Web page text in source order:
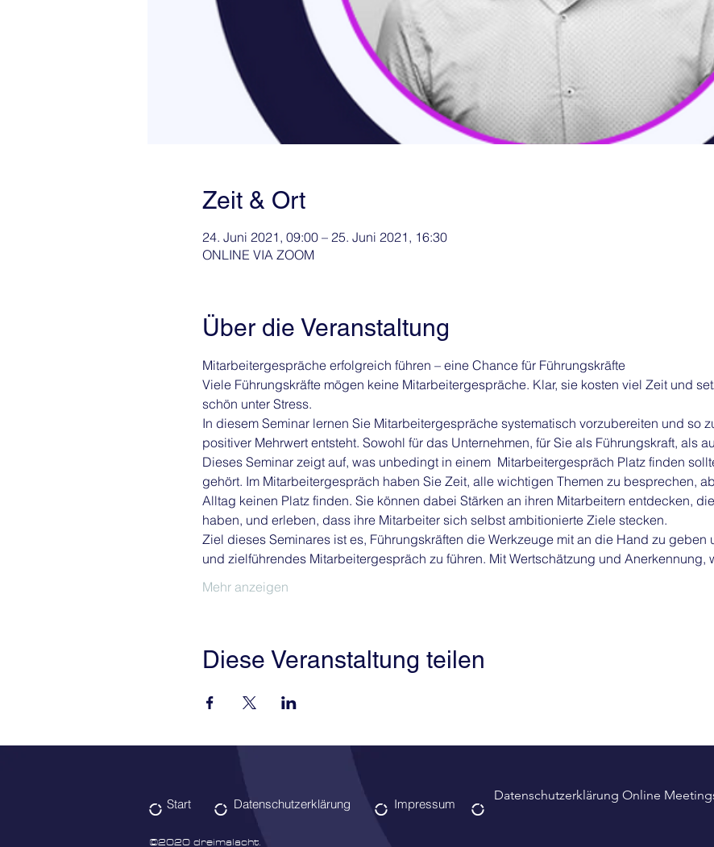
Zeit & Ort
24. Juni 2021, 09:00 – 25. Juni 2021, 16:30
ONLINE VIA ZOOM
Über die Veranstaltung
Mitarbeitergespräche erfolgreich führen – eine Chance für Führungskräfte
Viele Führungskräfte mögen keine Mitarbeitergespräche. Klar, sie kosten viel Zeit und
schön unter Stress.
In diesem Seminar lernen Sie Mitarbeitergespräche systematisch vorzubereiten und so
positiver Mehrwert entsteht. Sowohl für das Unternehmen, für Sie als Führungskraft, als
Dieses Seminar zeigt auf, was unbedingt in einem  Mitarbeitergespräch Platz finden
gehört. Im Mitarbeitergespräch haben Sie Zeit, alle wichtigen Themen zu besprechen,
Alltag keinen Platz finden. Sie können dabei Stärken an ihren Mitarbeitern entdecken,
haben, und erleben, dass ihre Mitarbeiter sich selbst ambitionierte Ziele stecken.
Ziel dieses Seminares ist es, Führungskräften die Werkzeuge mit an die Hand zu
und zielführendes Mitarbeitergespräch zu führen. Mit Wertschätzung und
Mehr anzeigen
Diese Veranstaltung teilen
Start Datenschutzerklärung Impressum
Datenschutzerklärung Online
©2020 dreimalacht.